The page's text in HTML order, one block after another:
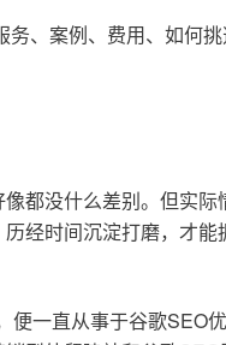
、案例、费用、如何
都没什么差别。但实
经时间沉淀打磨，才
一直从事于谷歌SEO